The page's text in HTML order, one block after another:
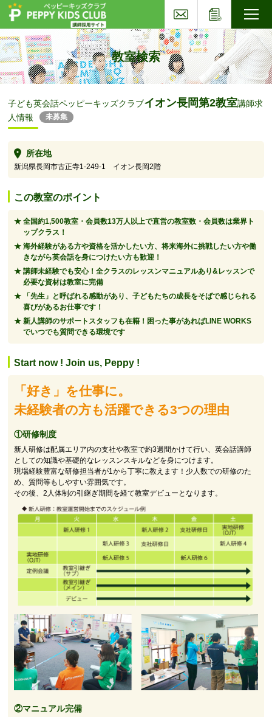
教室検索
子ども英会話ペッピーキッズクラブイオン長岡第2教室講師求
人情報
未募集
所在地
新潟県長岡市古正寺1-249-1 イオン長岡2階
この教室のポイント
全国約1,500教室・会員数13万人以上で直営の教室数・会員数は業界ト
ップクラス！
海外経験がある方や資格を活かしたい方、将来海外に挑戦したい方や働
きながら英会話を身につけたい方も歓迎！
講師未経験でも安心！全クラスのレッスンマニュアルあり&レッスンで
必要な資材は教室に完備
「先生」と呼ばれる感動があり、子どもたちの成長をそばで感じられる
喜びがあるお仕事です！
新人講師のサポートスタッフも在籍！困った事があればLINE WORKS
でいつでも質問できる環境です
Start now ! Join us, Peppy !
「好き」を仕事に。
未経験者の方も活躍できる3つの理由
①研修制度
新人研修は配属エリア内の支社や教室で約3週間かけて行い、英会話講師
としての知識や基礎的なレッスンスキルなどを身につけます。
現場経験豊富な研修担当者が1から丁寧に教えます！少人数での研修のた
め、質問等もしやすい雰囲気です。
その後、2人体制の引継ぎ期間を経て教室デビューとなります。
②マニュアル完備